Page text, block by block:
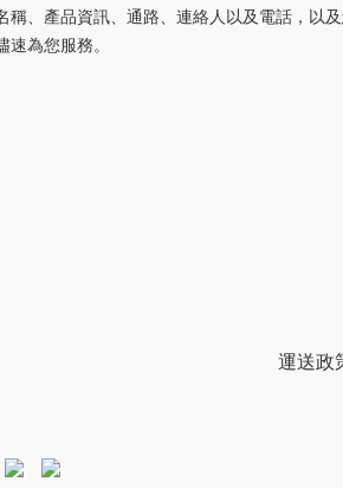
稱、產品資訊、通路、連絡人以及電話，以
為您服務。
運送政